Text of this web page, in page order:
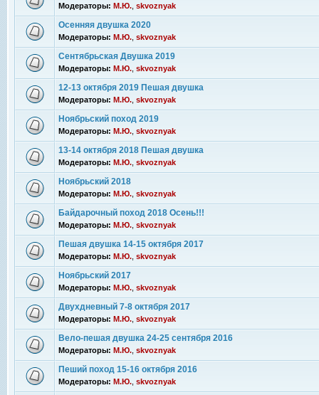
Модераторы: М.Ю. skvoznyak
Осенняя двушка 2020
Модераторы: М.Ю. skvoznyak
Сентябрьская Двушка 2019
Модераторы: М.Ю. skvoznyak
12-13 октября 2019 Пешая двушка
Модераторы: М.Ю. skvoznyak
Ноябрьский поход 2019
Модераторы: М.Ю. skvoznyak
13-14 октября 2018 Пешая двушка
Модераторы: М.Ю. skvoznyak
Ноябрьский 2018
Модераторы: М.Ю. skvoznyak
Байдарочный поход 2018 Осень!!!
Модераторы: М.Ю. skvoznyak
Пешая двушка 14-15 октября 2017
Модераторы: М.Ю. skvoznyak
Ноябрьский 2017
Модераторы: М.Ю. skvoznyak
Двухдневный 7-8 октября 2017
Модераторы: М.Ю. skvoznyak
Вело-пешая двушка 24-25 сентября 2016
Модераторы: М.Ю. skvoznyak
Пеший поход 15-16 октября 2016
Модераторы: М.Ю. skvoznyak